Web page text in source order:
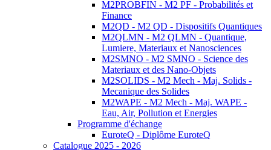
M2PROBFIN - M2 PF - Probabilités et
Finance
M2QD - M2 QD - Dispositifs Quantiques
M2QLMN - M2 QLMN - Quantique,
Lumiere, Materiaux et Nanosciences
M2SMNO - M2 SMNO - Science des
Materiaux et des Nano-Objets
M2SOLIDS - M2 Mech - Maj. Solids -
Mecanique des Solides
M2WAPE - M2 Mech - Maj. WAPE -
Eau, Air, Pollution et Energies
Programme d'échange
EuroteQ - Diplôme EuroteQ
Catalogue 2025 - 2026